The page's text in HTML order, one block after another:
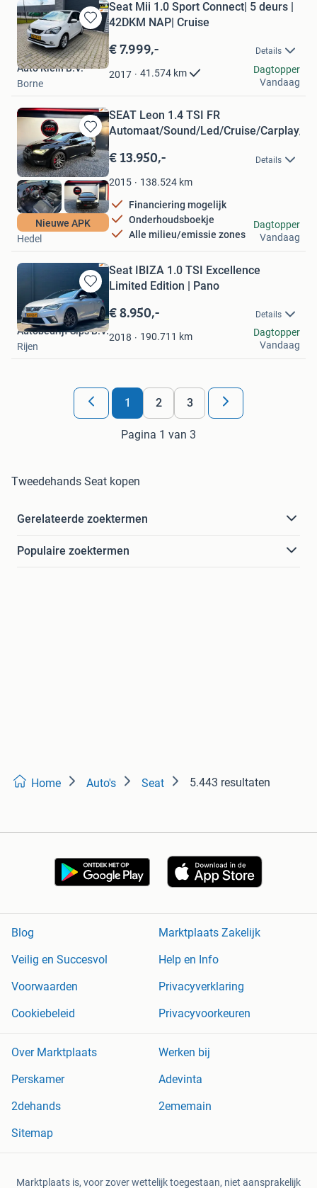
Bewaren
in
Mijn
Favorieten
Seat Mii 1.0 Sport Connect| 5 deurs |
42DKM NAP| Cruise
€ 7.999,- Details
2017 41.574 km
Auto Klein B.V.
Borne
Dagtopper
Vandaag
Bewaren
in
Mijn
Favorieten
Nieuwe APK
SEAT Leon 1.4 TSI FR
Automaat/Sound/Led/Cruise/Carplay/
€ 13.950,- Details
2015 138.524 km
Financiering mogelijk
Onderhoudsboekje
Alle milieu/emissie zones
JWG Automotive
Hedel
Dagtopper
Vandaag
Bewaren
in
Mijn
Favorieten
Seat IBIZA 1.0 TSI Excellence
Limited Edition | Pano
€ 8.950,- Details
2018 190.711 km
Autobedrijf Sips B.V.
Rijen
Dagtopper
Vandaag
1 2 3
Pagina 1 van 3
Tweedehands Seat kopen
Gerelateerde zoektermen
Populaire zoektermen
Home Auto's Seat 5.443 resultaten
Blog
Marktplaats Zakelijk
Veilig en Succesvol
Help en Info
Voorwaarden
Privacyverklaring
Cookiebeleid
Privacyvoorkeuren
Over Marktplaats
Werken bij
Perskamer
Adevinta
2dehands
2ememain
Sitemap
Marktplaats is, voor zover wettelijk toegestaan, niet aansprakelijk